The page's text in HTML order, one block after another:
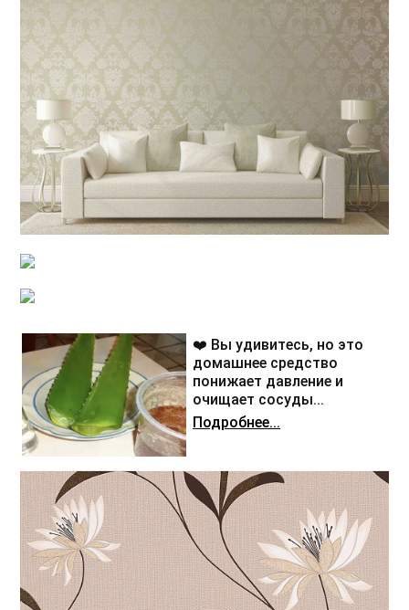
❤️ Вы удивитесь, но это
домашнее средство
понижает давление и
очищает сосуды...
Подробнее...